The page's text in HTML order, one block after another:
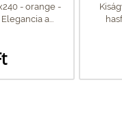
- orange -
a...